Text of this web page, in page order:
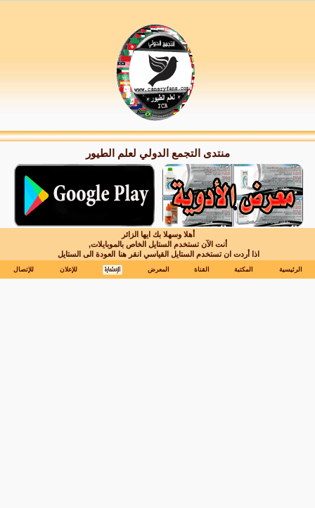
منتدى التجمع الدولي لعلم الطيور
أهلا وسهلا بك ايها الزائر
أنت الآن تستخدم الستايل الخاص بالموبايلات,
اذا أردت ان تستخدم الستايل القياسي انقر هنا العودة الى الستايل
الرئيسية المكتبة القناة المعرض للإعلان للإتصال